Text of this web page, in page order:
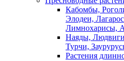
Кабомбы,
Элодеи,
Лимнохарисы,
Наяды,
Турчи,
Растения